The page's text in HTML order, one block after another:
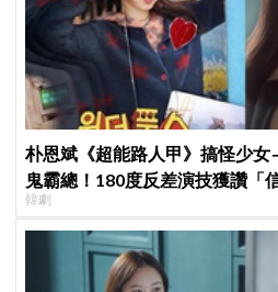
朴恩斌《超能路人甲》搞怪少
鬼霸總！180度反差演技獲讚「
韓劇